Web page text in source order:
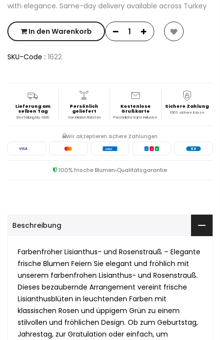
with elegance. Same-day delivery available across Turkey
In den Warenkorb
SKU-Code : 1622
Lieferung am
selben Tag
Bestellung bis 19:00
Persönlich
geliefert
Von lokalen Floristen
Kostenlose
Grußkarte
Persönliche Karte inklusive
Sichere Zahlung
100% sichere Kasse
Wir akzeptieren sichere Zahlungen
VISA AMEX J C B
100% frische Blumen Qualitätsgarantie
Beschreibung
Farbenfroher Lisianthus- und Rosenstrauß – Elegante
frische Blumen Feiern Sie elegant und fröhlich mit
unserem farbenfrohen Lisianthus- und Rosenstrauß.
Dieses bezaubernde Arrangement vereint frische
Lisianthusblüten in leuchtenden Farben mit
klassischen Rosen und üppigem Grün zu einem
stilvollen und fröhlichen Design. Ob zum Geburtstag,
Jahrestag, zur Gratulation oder einfach, um